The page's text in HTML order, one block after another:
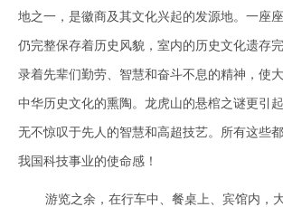
地之一，是徽商及其文化兴起的发源地。一座
仍完整保存着历史风貌，室内的历史文化遗存
录着先辈们勤劳、智慧和奋斗不息的精神，使
中华历史文化的熏陶。龙虎山的悬棺之谜更引
无不惊叹于先人的智慧和高超技艺。所有这些
我国科技事业的使命感！
游览之余，在行车中、餐桌上、宾馆内，